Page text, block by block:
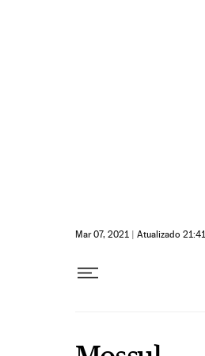
Mar 07, 2021 | Atualizado 21:41